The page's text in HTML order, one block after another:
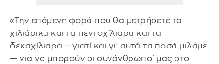
«Την επόμενη φορά που θα μετρήσετε τα
χιλιάρικα και τα πεντοχίλιαρα και τα
δεκαχίλιαρα —γιατί και γι' αυτά τα ποσά μιλάμε
— για να μπορούν οι συνάνθρωποί μας στο